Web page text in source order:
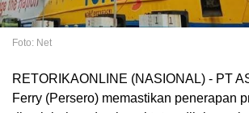
Foto: Net
RETORIKAONLINE (NASIONAL) - PT
Ferry (Persero) memastikan penerapan